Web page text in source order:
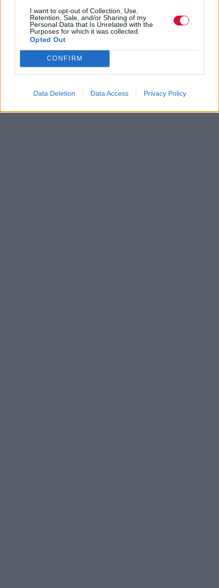
I want to opt-out of Collection, Use,
Retention, Sale, and/or Sharing of my
Personal Data that Is Unrelated with the
Purposes for which it was collected.
Opted Out
CONFIRM
Data Deletion Data Access Privacy Policy